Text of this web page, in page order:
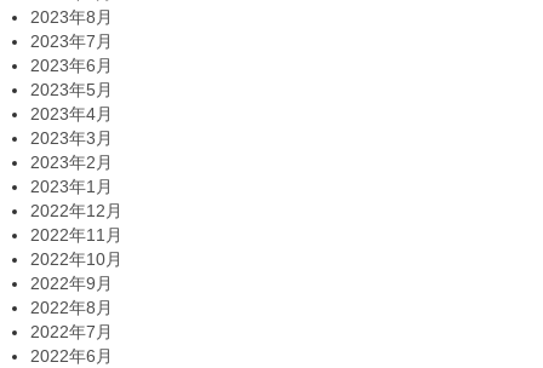
2023年8月
2023年7月
2023年6月
2023年5月
2023年4月
2023年3月
2023年2月
2023年1月
2022年12月
2022年11月
2022年10月
2022年9月
2022年8月
2022年7月
2022年6月